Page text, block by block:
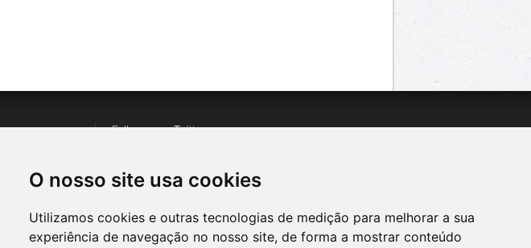
O nosso site usa cookies
Utilizamos cookies e outras tecnologias de medição para melhorar a sua
experiência de navegação no nosso site, de forma a mostrar conteúdo
Follow us onTwitter
Watch us on